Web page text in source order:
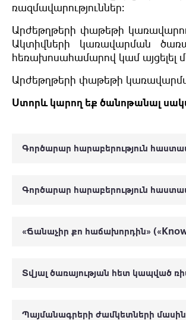
ռազմավարություններ։
Արժեթղթերի փաթեթի
Ակտիվների կառավարման
հեռախոսահամարով կամ այցելել
Արժեթղթերի փաթեթի
Ստորև կարող եք ծանոթանալ
Գործարար հարաբերություն
Գործարար հարաբերություն
«Ճանաչիր քո հաճախորդին»
Տվյալ ծառայության հետ կապված
Պայմանագրերի ժամկետների